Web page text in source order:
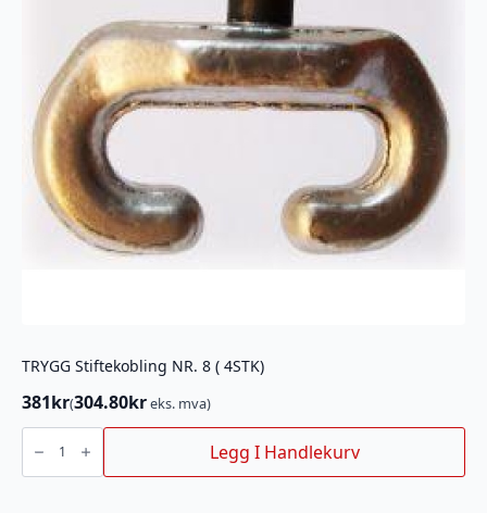
TRYGG Stiftekobling NR. 8 ( 4STK)
381kr(304.80kreks. mva)
TRYGG
Stiftekobling
NR.
8
Legg I Handlekurv